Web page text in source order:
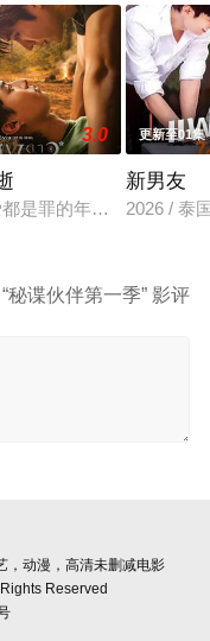
播Thi追捕神秘玩家Zo
3.0
是罪的年代，他们选择
更新至01集
新男友
2026 / 泰
秘谍伙伴第一季” 影评
，动漫，高清未删减电影
Reserved